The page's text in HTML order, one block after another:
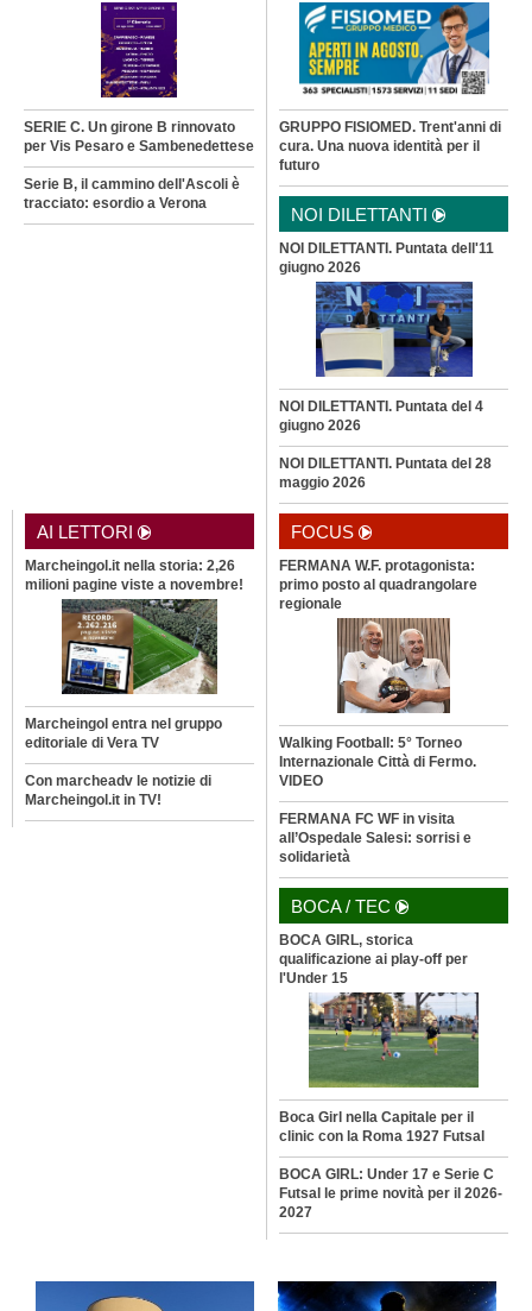
SERIE C. Un girone B rinnovato
per Vis Pesaro e Sambenedettese
Serie B, il cammino dell'Ascoli è
tracciato: esordio a Verona
GRUPPO FISIOMED. Trent'anni di
cura. Una nuova identità per il
futuro
NOI DILETTANTI
NOI DILETTANTI. Puntata dell'11
giugno 2026
NOI DILETTANTI. Puntata del 4
giugno 2026
NOI DILETTANTI. Puntata del 28
maggio 2026
AI LETTORI
Marcheingol.it nella storia: 2,26
milioni pagine viste a novembre!
Marcheingol entra nel gruppo
editoriale di Vera TV
Con marcheadv le notizie di
Marcheingol.it in TV!
FOCUS
FERMANA W.F. protagonista:
primo posto al quadrangolare
regionale
Walking Football: 5° Torneo
Internazionale Città di Fermo.
VIDEO
FERMANA FC WF in visita
all’Ospedale Salesi: sorrisi e
solidarietà
BOCA / TEC
BOCA GIRL, storica
qualificazione ai play-off per
l'Under 15
Boca Girl nella Capitale per il
clinic con la Roma 1927 Futsal
BOCA GIRL: Under 17 e Serie C
Futsal le prime novità per il 2026-
2027